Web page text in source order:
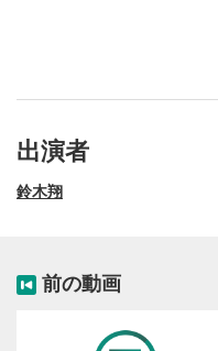
出演者
鈴木翔
前の動画